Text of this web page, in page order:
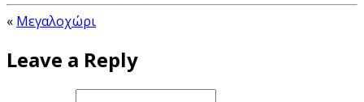
« Μεγαλοχώρι
Leave a Reply